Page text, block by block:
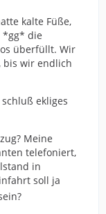
kalte Füße,
*gg* die
überfüllt. Wir
bis wir endlich
ekliges
Meine
telefoniert,
in
soll ja